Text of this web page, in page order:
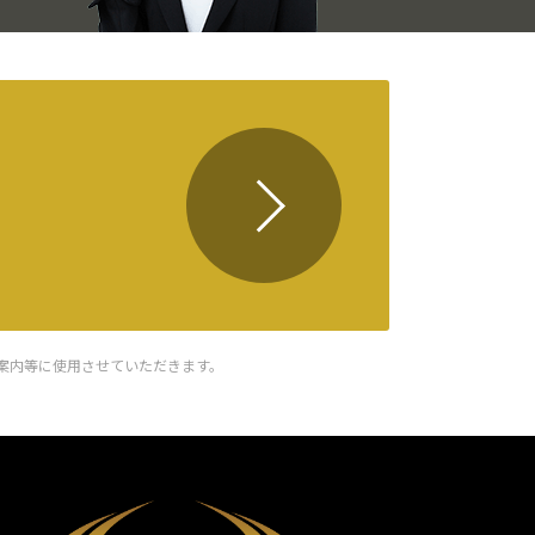
等に使用させていただきます。